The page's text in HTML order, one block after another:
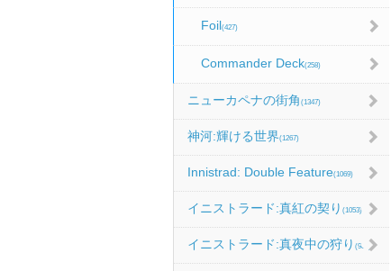
Foil(427)
Commander Deck(258)
ニューカペナの街角 (1347)
神河:輝ける世界(1267)
Innistrad: Double Feature(1069)
イニストラード:真紅の契り (1053)
イニストラード:真夜中の狩り (986)